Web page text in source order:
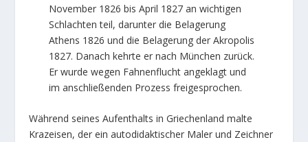
November 1826 bis April 1827 an wichtigen
Schlachten teil, darunter die Belagerung
Athens 1826 und die Belagerung der Akropolis
1827. Danach kehrte er nach München zurück.
Er wurde wegen Fahnenflucht angeklagt und
im anschließenden Prozess freigesprochen.
Während seines Aufenthalts in Griechenland malte
Krazeisen, der ein autodidaktischer Maler und Zeichner